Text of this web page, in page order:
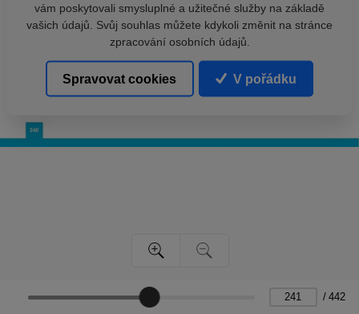
/ 442
vám poskytovali smysluplné a užitečné služby na základě
vašich údajů. Svůj souhlas můžete kdykoli změnit na stránce
zpracování osobních údajů.
Spravovat cookies V pořádku